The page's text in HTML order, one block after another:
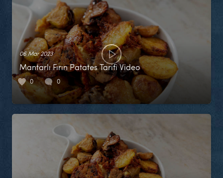
06 Mar 2023
Mantarlı Fırın Patates Tarifi Video
0 0